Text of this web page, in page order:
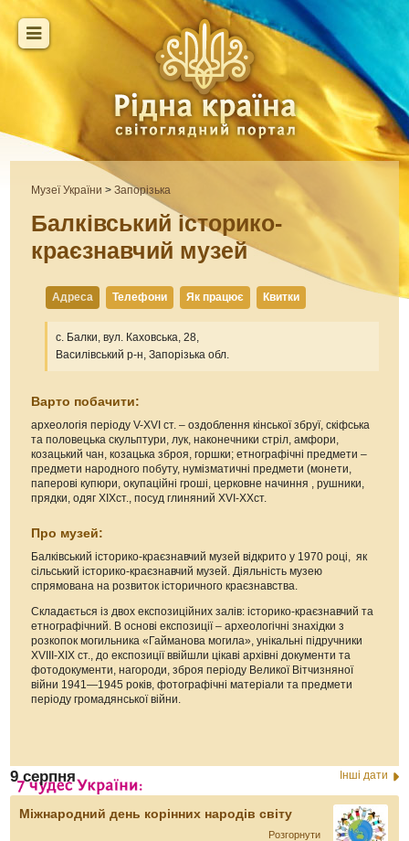
Музеї України >Запорізька
Балківський історико-
краєзнавчий музей
Адреса Телефони Як працює Квитки
с. Балки, вул. Каховська, 28,
Василівський р-н, Запорізька обл.
Варто побачити:
археологія періоду V-XVI ст. – оздоблення кінської збруї, скіфська
та половецька скульптури, лук, наконечники стріл, амфори,
козацький чан, козацька зброя, горшки; етнографічні предмети –
предмети народного побуту, нумізматичні предмети (монети,
паперові купюри, окупаційні гроші, церковне начиння , рушники,
прядки, одяг XIXст., посуд глиняний XVI-XXст.
Про музей:
Балківський історико-краєзнавчий музей відкрито у 1970 році, як
сільський історико-краєзнавчий музей. Діяльність музею
спрямована на розвиток історичного краєзнавства.
Складається із двох експозиційних залів: історико-краєзнавчий та
етнографічний. В основі експозиції – археологічні знахідки з
розкопок могильника «Гайманова могила», унікальні підручники
XVIII-XIX ст., до експозиції ввійшли цікаві архівні документи та
фотодокументи, нагороди, зброя періоду Великої Вітчизняної
війни 1941—1945 років, фотографічні матеріали та предмети
періоду громадянської війни.
9 серпня Інші дати
Міжнародний день корінних народів світу
Розгорнути